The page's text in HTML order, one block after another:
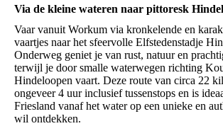
Via de kleine wateren naar pittoresk
Vaar vanuit Workum via kronkelende en
vaartjes naar het sfeervolle Elfstedenstadje
Onderweg geniet je van rust, natuur en
terwijl je door smalle waterwegen richting
Hindeloopen vaart. Deze route van circa 22
ongeveer 4 uur inclusief tussenstops en is
Friesland vanaf het water op een unieke en
wil ontdekken.